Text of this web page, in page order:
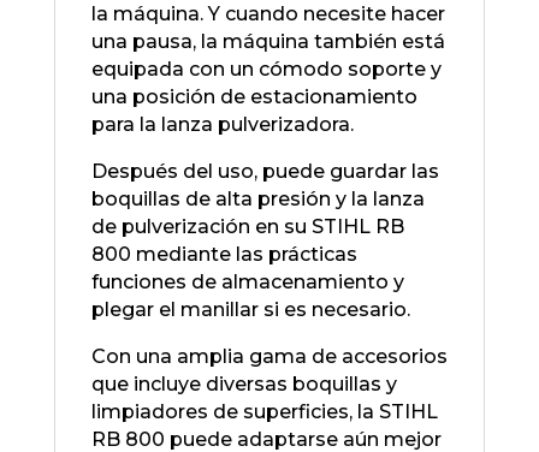
la máquina. Y cuando necesite hacer
una pausa, la máquina también está
equipada con un cómodo soporte y
una posición de estacionamiento
para la lanza pulverizadora.
Después del uso, puede guardar las
boquillas de alta presión y la lanza
de pulverización en su STIHL RB
800 mediante las prácticas
funciones de almacenamiento y
plegar el manillar si es necesario.
Con una amplia gama de accesorios
que incluye diversas boquillas y
limpiadores de superficies, la STIHL
RB 800 puede adaptarse aún mejor